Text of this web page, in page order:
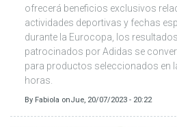
ofrecerá beneficios exclusivos
actividades deportivas y fechas
durante la Eurocopa, los
patrocinados por Adidas se
para productos seleccionados en
horas.
By Fabiola onJue, 20/07/2023 - 20:22